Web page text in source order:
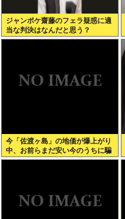
ジャンポケ齋藤のフェラ疑惑に適
当な判決はなんだと思う？
今「佐渡ヶ島」の地価が爆上がり
中、お前らまだ安い今のうちに騙
されたと思って買っとけ！